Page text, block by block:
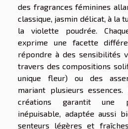
des fragrances féminines
classique, jasmin délicat, à la
la violette poudrée.
exprime une facette
répondre à des sensibilités
travers des compositions
unique fleur) ou des
mariant plusieurs
créations garantit une
inépuisable, adaptée aussi
senteurs légères et